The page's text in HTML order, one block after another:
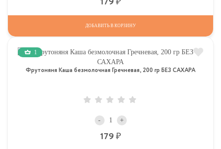
179
ДОБАВИТЬ В КОРЗИНУ
1
Фрутоняня Каша безмолочная Гречневая, 200 гр БЕЗ САХАРА
- +
179